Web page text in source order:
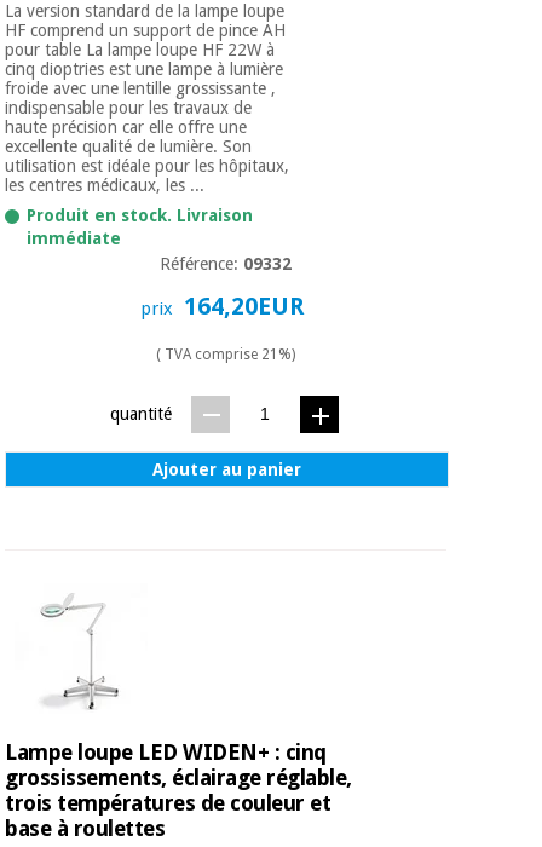
La version standard de la lampe loupe
HF comprend un support de pince AH
pour table La lampe loupe HF 22W à
cinq dioptries est une lampe à lumière
froide avec une lentille grossissante ,
indispensable pour les travaux de
haute précision car elle offre une
excellente qualité de lumière. Son
utilisation est idéale pour les hôpitaux,
les centres médicaux, les ...
Produit en stock. Livraison
immédiate
Référence: 09332
prix 164,20EUR
( TVA comprise 21%)
quantité
Ajouter au panier
Lampe loupe LED WIDEN+ : cinq
grossissements, éclairage réglable,
trois températures de couleur et
base à roulettes